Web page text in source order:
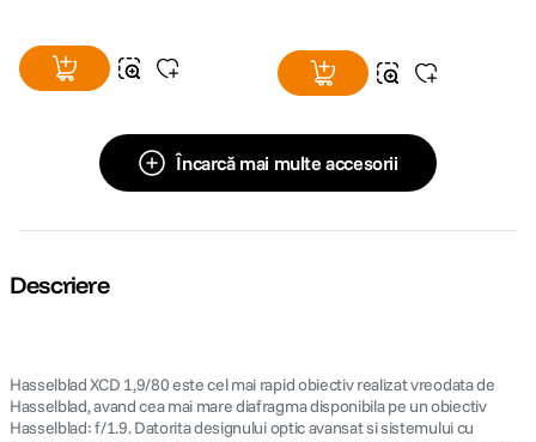
Încarcă mai multe accesorii
Descriere
Hasselblad XCD 1,9/80 este cel mai rapid obiectiv realizat vreodata de
Hasselblad, avand cea mai mare diafragma disponibila pe un obiectiv
Hasselblad: f/1.9. Datorita designului optic avansat si sistemului cu